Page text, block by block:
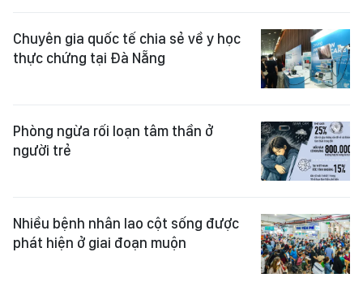
Chuyên gia quốc tế chia sẻ về y học
thực chứng tại Đà Nẵng
Phòng ngừa rối loạn tâm thần ở
người trẻ
Nhiều bệnh nhân lao cột sống được
phát hiện ở giai đoạn muộn